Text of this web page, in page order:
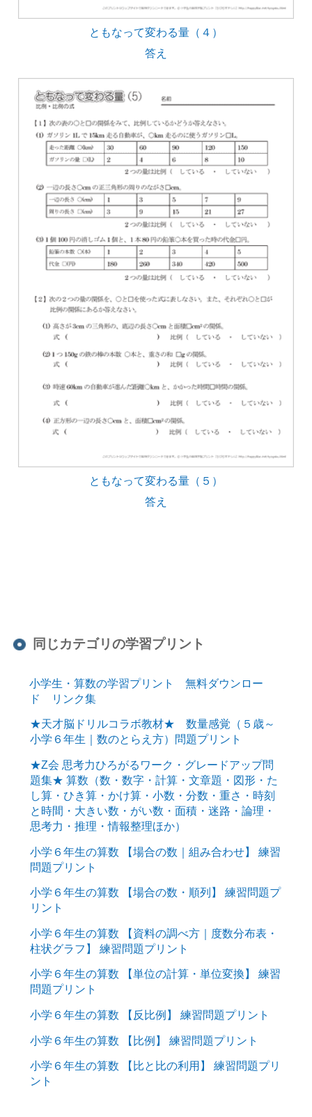
ともなって変わる量（４）
答え
ともなって変わる量（５）
答え
同じカテゴリの学習プリント
小学生・算数の学習プリント 無料ダウンロー
ド リンク集
★天才脳ドリルコラボ教材★ 数量感覚（５歳～
小学６年生｜数のとらえ方）問題プリント
★Z会 思考力ひろがるワーク・グレードアップ問
題集★ 算数（数・数字・計算・文章題・図形・た
し算・ひき算・かけ算・小数・分数・重さ・時刻
と時間・大きい数・がい数・面積・迷路・論理・
思考力・推理・情報整理ほか）
小学６年生の算数 【場合の数｜組み合わせ】 練習
問題プリント
小学６年生の算数 【場合の数・順列】 練習問題プ
リント
小学６年生の算数 【資料の調べ方｜度数分布表・
柱状グラフ】 練習問題プリント
小学６年生の算数 【単位の計算・単位変換】 練習
問題プリント
小学６年生の算数 【反比例】 練習問題プリント
小学６年生の算数 【比例】 練習問題プリント
小学６年生の算数 【比と比の利用】 練習問題プリ
ント